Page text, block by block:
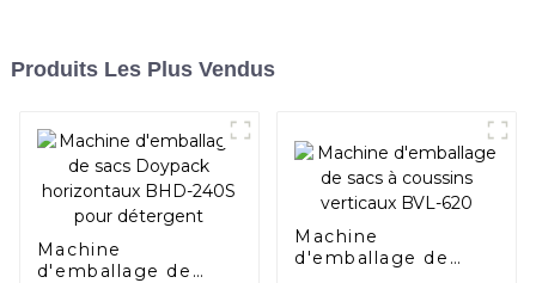
Produits Les Plus Vendus
Machine
d'emballage de
Machine
d'emballage de